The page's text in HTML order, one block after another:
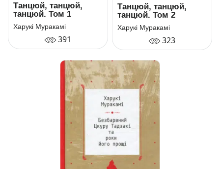
Танцюй, танцюй,
танцюй. Том 1
Харукі Муракамі
391
Танцюй, танцюй,
танцюй. Том 2
Харукі Муракамі
323